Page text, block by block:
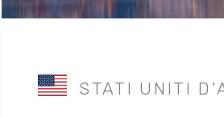
STATI UNITI